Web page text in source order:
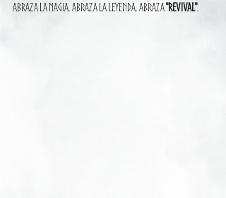
Abraza la magia. Abraza la leyenda. Abraza "Revival".